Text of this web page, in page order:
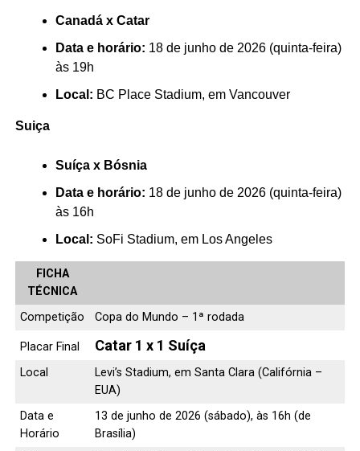
Canadá x Catar
Data e horário: 18 de junho de 2026 (quinta-feira)
às 19h
Local: BC Place Stadium, em Vancouver
Suiça
Suíça x Bósnia
Data e horário: 18 de junho de 2026 (quinta-feira)
às 16h
Local: SoFi Stadium, em Los Angeles
FICHA
TÉCNICA
Competição
Copa do Mundo – 1ª rodada
Placar Final Catar 1 x 1 Suíça
Local
Levi’s Stadium, em Santa Clara (Califórnia –
EUA)
Data e
Horário
13 de junho de 2026 (sábado), às 16h (de
Brasília)